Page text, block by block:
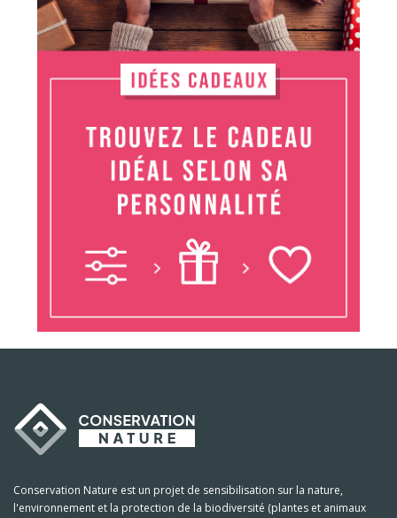
Conservation Nature est un projet de sensibilisation sur la nature,
l'environnement et la protection de la biodiversité (plantes et animaux